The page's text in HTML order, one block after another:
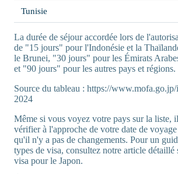
Tunisie
La durée de séjour accordée lors de
de "15 jours" pour l'Indonésie et la
le Brunei, "30 jours" pour les Émirats
et "90 jours" pour les autres pays et régions.
Source du tableau : https://
2024
Même si vous voyez votre pays sur la liste,
vérifier à l'approche de votre date de
qu'il n'y a pas de changements. Pour un
types de visa, consultez notre article détaillé
visa pour le Japon.